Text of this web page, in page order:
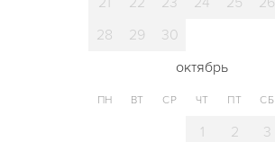
28
29
30
октябрь
ПН ВТ СР ЧТ ПТ СБ
1 2 3